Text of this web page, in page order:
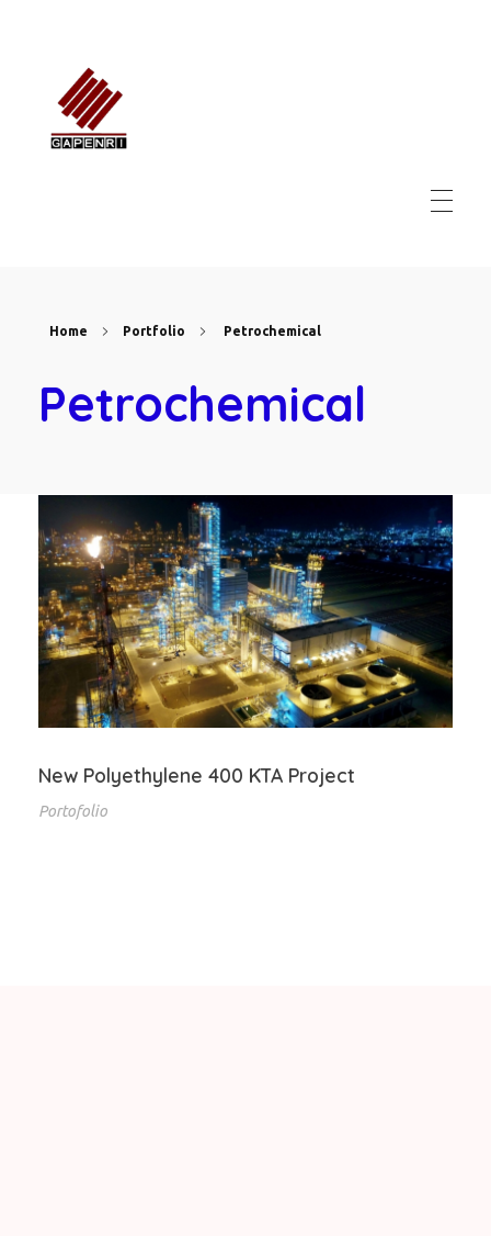
Home Portfolio Petrochemical
Petrochemical
New Polyethylene 400 KTA Project
Portofolio